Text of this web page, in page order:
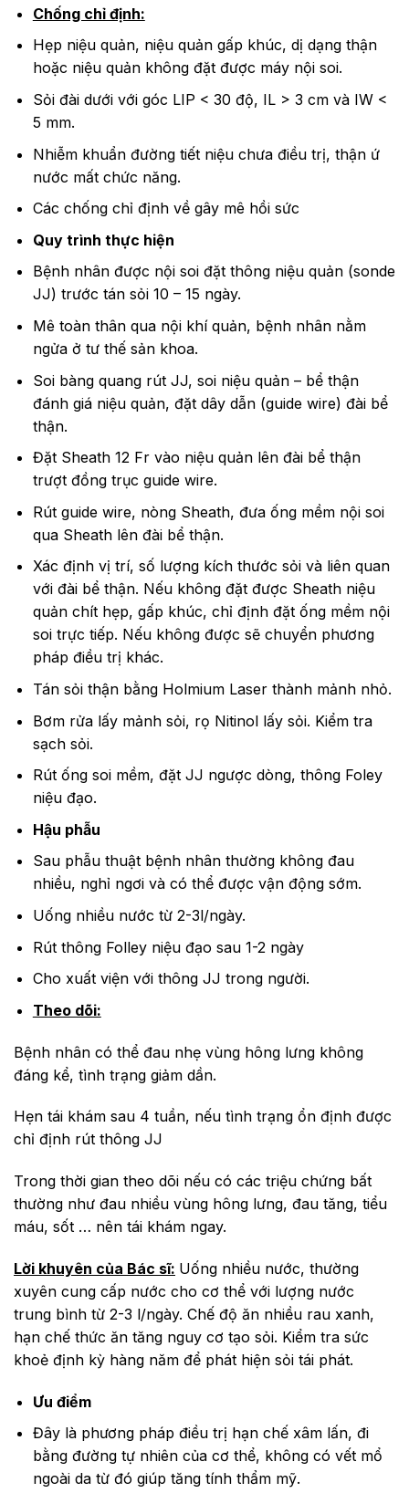
Chống chỉ định:
Hẹp niệu quản, niệu quản gấp khúc, dị dạng thận
hoặc niệu quản không đặt được máy nội soi.
Sỏi đài dưới với góc LIP < 30 độ, IL > 3 cm và IW <
5 mm.
Nhiễm khuẩn đường tiết niệu chưa điều trị, thận ứ
nước mất chức năng.
Các chống chỉ định về gây mê hồi sức
Quy trình thực hiện
Bệnh nhân được nội soi đặt thông niệu quản (sonde
JJ) trước tán sỏi 10 – 15 ngày.
Mê toàn thân qua nội khí quản, bệnh nhân nằm
ngửa ở tư thế sản khoa.
Soi bàng quang rút JJ, soi niệu quản – bể thận
đánh giá niệu quản, đặt dây dẫn (guide wire) đài bể
thận.
Đặt Sheath 12 Fr vào niệu quản lên đài bể thận
trượt đồng trục guide wire.
Rút guide wire, nòng Sheath, đưa ống mềm nội soi
qua Sheath lên đài bể thận.
Xác định vị trí, số lượng kích thước sỏi và liên quan
với đài bể thận. Nếu không đặt được Sheath niệu
quản chít hẹp, gấp khúc, chỉ định đặt ống mềm nội
soi trực tiếp. Nếu không được sẽ chuyển phương
pháp điều trị khác.
Tán sỏi thận bằng Holmium Laser thành mảnh nhỏ.
Bơm rửa lấy mảnh sỏi, rọ Nitinol lấy sỏi. Kiểm tra
sạch sỏi.
Rút ống soi mềm, đặt JJ ngược dòng, thông Foley
niệu đạo.
Hậu phẫu
Sau phẫu thuật bệnh nhân thường không đau
nhiều, nghỉ ngơi và có thể được vận động sớm.
Uống nhiều nước từ 2-3l/ngày.
Rút thông Folley niệu đạo sau 1-2 ngày
Cho xuất viện với thông JJ trong người.
Theo dõi:
Bệnh nhân có thể đau nhẹ vùng hông lưng không
đáng kể, tình trạng giảm dần.
Hẹn tái khám sau 4 tuần, nếu tình trạng ổn định được
chỉ định rút thông JJ
Trong thời gian theo dõi nếu có các triệu chứng bất
thường như đau nhiều vùng hông lưng, đau tăng, tiểu
máu, sốt … nên tái khám ngay.
Lời khuyên của Bác sĩ: Uống nhiều nước, thường
xuyên cung cấp nước cho cơ thể với lượng nước
trung bình từ 2-3 l/ngày. Chế độ ăn nhiều rau xanh,
hạn chế thức ăn tăng nguy cơ tạo sỏi. Kiểm tra sức
khoẻ định kỳ hàng năm để phát hiện sỏi tái phát.
Ưu điểm
Đây là phương pháp điều trị hạn chế xâm lấn, đi
bằng đường tự nhiên của cơ thể, không có vết mổ
ngoài da từ đó giúp tăng tính thẩm mỹ.